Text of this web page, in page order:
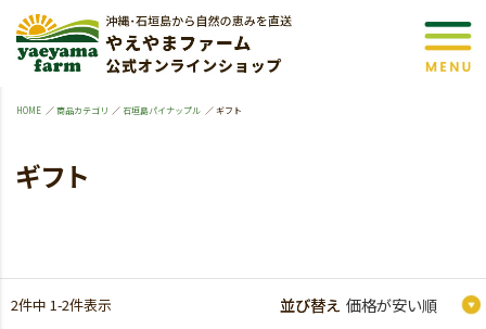
HOME 商品カテゴリ 石垣島パイナップル ギフト
ギフト
2件中 1-2件表示